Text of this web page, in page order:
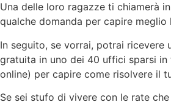
Una delle loro ragazze ti chiamerà
qualche domanda per capire meglio
In seguito, se vorrai, potrai ricevere
gratuita in uno dei 40 uffici sparsi
online) per capire come risolvere il
Se sei stufo di vivere con le rate